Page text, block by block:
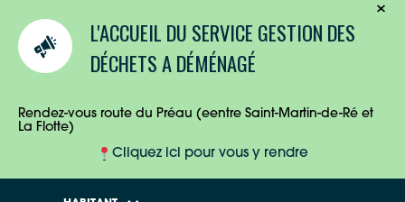
L'ACCUEIL DU SERVICE GESTION DES
DÉCHETS A DÉMÉNAGÉ
Rendez-vous route du Préau (eentre Saint-Martin-de-Ré et
La Flotte)
Cliquez ici pour vous y rendre
ENTREPRISES